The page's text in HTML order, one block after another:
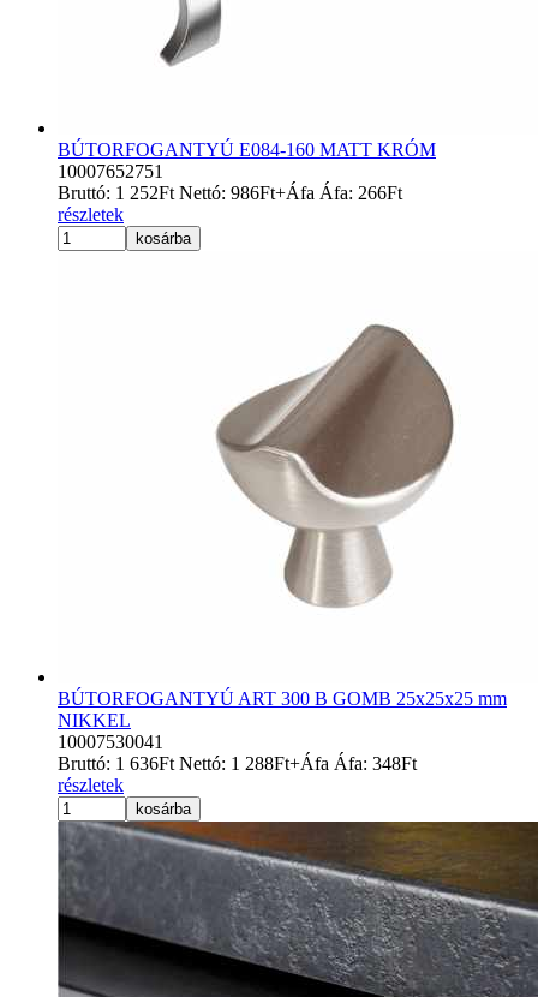
BÚTORFOGANTYÚ E084-160 MATT KRÓM
10007652751
Bruttó: 1 252Ft Nettó: 986Ft+Áfa Áfa: 266Ft
részletek
kosárba
BÚTORFOGANTYÚ ART 300 B GOMB 25x25x25 mm
NIKKEL
10007530041
Bruttó: 1 636Ft Nettó: 1 288Ft+Áfa Áfa: 348Ft
részletek
kosárba